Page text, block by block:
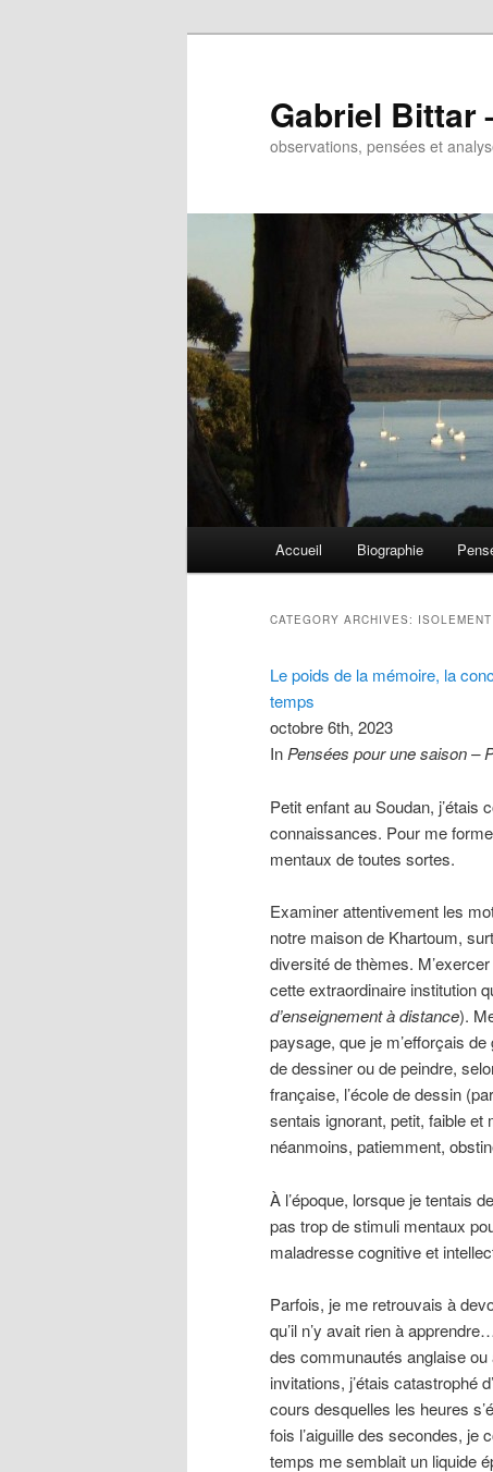
Gabriel Bittar
observations, pensées et
Skip to primary content
Skip to secondary content
Accueil Biographie
CATEGORY ARCHIVES:
Le poids de la mémoire, la
temps
octobre 6th, 2023
InPensées pour une saison –
Petit enfant au Soudan,
connaissances. Pour me
mentaux de toutes sortes.
Examiner attentivement les
notre maison de Khartoum,
diversité de thèmes.
cette extraordinaire institution
d’enseignement à distance).
paysage, que je m’efforçais
de dessiner ou de peindre,
française, l’école de dessin
sentais ignorant, petit, faible et
néanmoins, patiemment,
À l’époque, lorsque je tentais
pas trop de stimuli mentaux
maladresse cognitive et
Parfois, je me retrouvais à
qu’il n’y avait rien à
des communautés anglaise
invitations, j’étais catastrophé
cours desquelles les heures
fois l’aiguille des secondes, je
temps me semblait un liquide